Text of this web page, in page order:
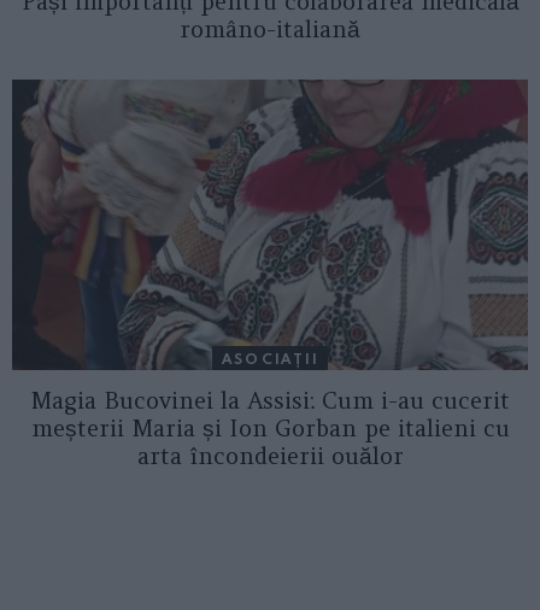
româno-italiană
ASOCIAŢII
Magia Bucovinei la Assisi: Cum i-au cucerit
meșterii Maria și Ion Gorban pe italieni cu
arta încondeierii ouălor